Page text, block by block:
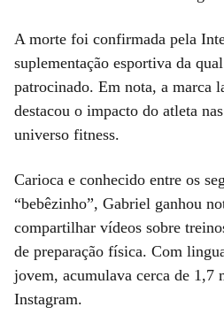
A morte foi confirmada pela
suplementação esportiva da
patrocinado. Em nota, a marca
destacou o impacto do atleta
universo fitness.
Carioca e conhecido entre os
“bebêzinho”, Gabriel ganhou
compartilhar vídeos sobre
de preparação física. Com
jovem, acumulava cerca de 1,7
Instagram.